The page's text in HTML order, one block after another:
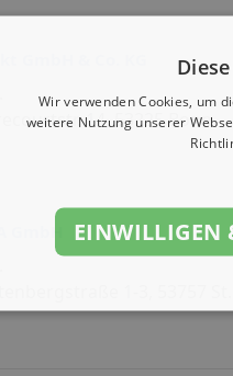
14, 53225 Bonn
Wir verwenden Cookies, um
weitere Nutzung unserer
EINWILLIGEN